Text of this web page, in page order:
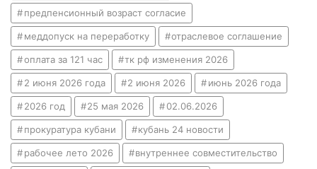
предпенсионный возраст согласие
меддопуск на переработку отраслевое соглашение
оплата за 121 час тк рф изменения 2026
2 июня 2026 года 2 июня 2026 июнь 2026 года
2026 год 25 мая 2026 02.06.2026
прокуратура кубани кубань 24 новости
рабочее лето 2026 внутреннее совместительство